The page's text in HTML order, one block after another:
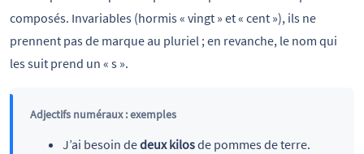
composés. Invariables (hormis « vingt » et « cent »), ils ne
prennent pas de marque au pluriel ; en revanche, le nom qui
les suit prend un « s ».
Adjectifs numéraux : exemples
J’ai besoin dedeux kilosde pommes de terre.